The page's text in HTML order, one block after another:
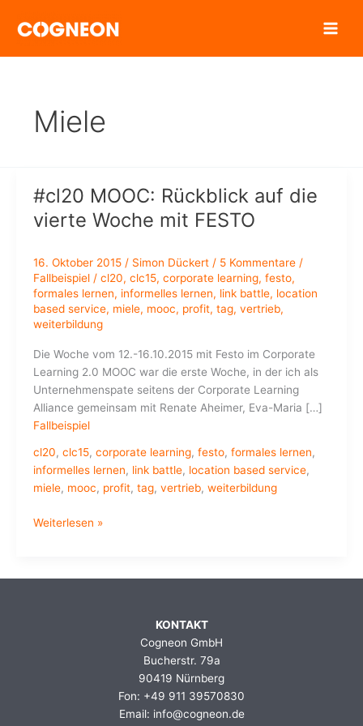
Inhalt
Miele
#cl20 MOOC: Rückblick auf die
vierte Woche mit FESTO
16. Oktober 2015 / Simon Dückert / 5 Kommentare /
Fallbeispiel/ cl20, clc15, corporate learning, festo,
formales lernen, informelles lernen, link battle, location
based service, miele, mooc, profit, tag, vertrieb,
weiterbildung
Die Woche vom 12.-16.10.2015 mit Festo im Corporate
Learning 2.0 MOOC war die erste Woche, in der ich als
Unternehmenspate seitens der Corporate Learning
Alliance gemeinsam mit Renate Aheimer, Eva-Maria […]
Fallbeispiel
cl20, clc15, corporate learning, festo, formales lernen,
informelles lernen, link battle, location based service,
miele, mooc, profit, tag, vertrieb, weiterbildung
#cl20
Weiterlesen »
KONTAKT
Cogneon GmbH
Bucherstr. 79a
90419 Nürnberg
Fon: +49 911 39570830
Email: info@cogneon.de